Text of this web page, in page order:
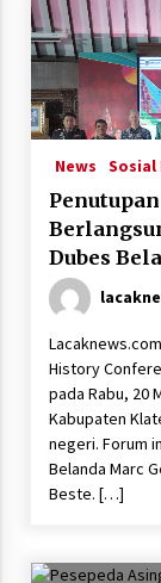
News Sosial
Dubes
History
pada Rabu, 20
Kabupaten
negeri. Forum
Belanda Marc
Beste. […]